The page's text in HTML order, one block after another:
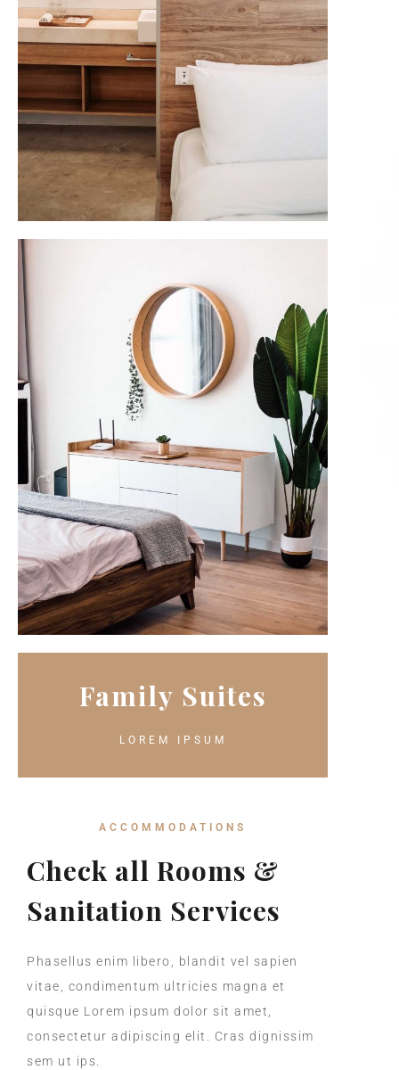
ACCOMMODATIONS
Check all Rooms &
Sanitation Services
Phasellus enim libero, blandit vel sapien
vitae, condimentum ultricies magna et
quisque Lorem ipsum dolor sit amet,
consectetur adipiscing elit. Cras dignissim
sem ut ips.​
Family Suites
LOREM IPSUM